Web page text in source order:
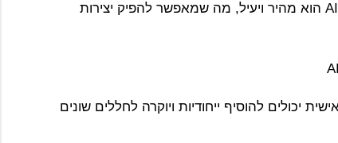
תהליך יצירת התמונות בעזרת AI הוא מהיר ויעיל, מה שמאפשר להפיק יצירות
יכולים להוסיף ייחודיות ויוקרה לחללים שונים